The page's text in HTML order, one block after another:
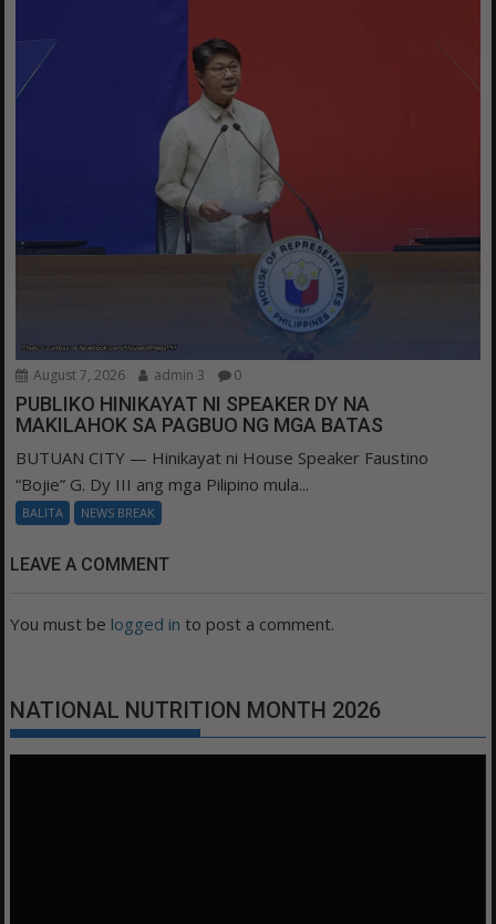
August 7, 2026 admin 3 0
PUBLIKO HINIKAYAT NI SPEAKER DY NA
MAKILAHOK SA PAGBUO NG MGA BATAS
BUTUAN CITY — Hinikayat ni House Speaker Faustino
“Bojie” G. Dy III ang mga Pilipino mula...
BALITA NEWS BREAK
LEAVE A COMMENT
You must be logged in to post a comment.
NATIONAL NUTRITION MONTH 2026